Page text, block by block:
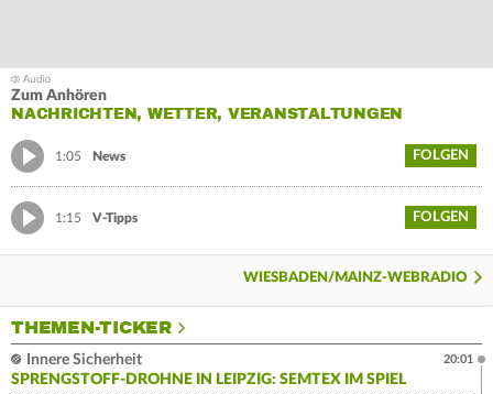
Zum Anhören
NACHRICHTEN, WETTER, VERANSTALTUNGEN
1:05 News FOLGEN
1:15 V-Tipps FOLGEN
WIESBADEN/MAINZ-WEBRADIO
THEMEN-TICKER
Innere Sicherheit
SPRENGSTOFF-DROHNE IN LEIPZIG: SEMTEX IM SPIEL
20:01